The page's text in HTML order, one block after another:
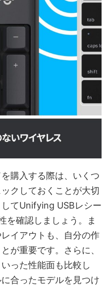
購入する際は、いくつ
クしておくことが大切
てUnifying USBレシー
を確認しましょう。ま
イアウトも、自分の作
が重要です。さらに、
った性能面も比較し
合ったモデルを見つけ